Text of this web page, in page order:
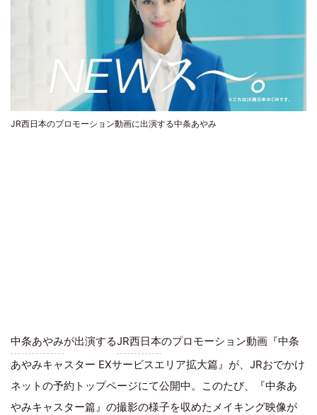
JR西日本のプロモーション動画に出演する中条あやみ
中条あやみが出演するJR西日本のプロモーション動画『中条
あやみキャスター EXサービスエリア拡大篇』が、JRおでかけ
ネットの予約トップページにて公開中。このたび、『中条あ
やみキャスター篇』の撮影の様子を収めたメイキング映像が